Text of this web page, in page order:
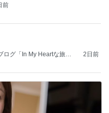
前
ログ「In My Heartな旅日
2日前